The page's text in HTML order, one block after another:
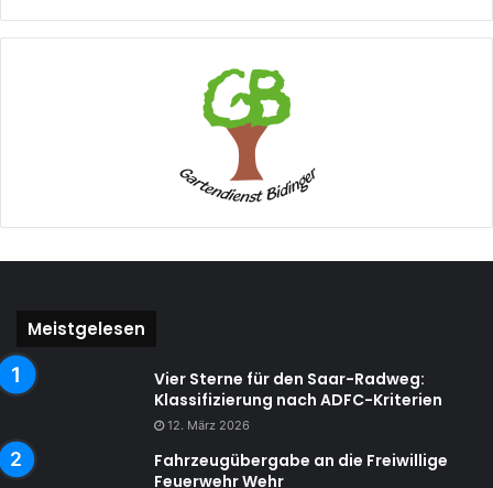
Meistgelesen
Vier Sterne für den Saar-Radweg:
Klassifizierung nach ADFC-Kriterien
12. März 2026
Fahrzeugübergabe an die Freiwillige
Feuerwehr Wehr